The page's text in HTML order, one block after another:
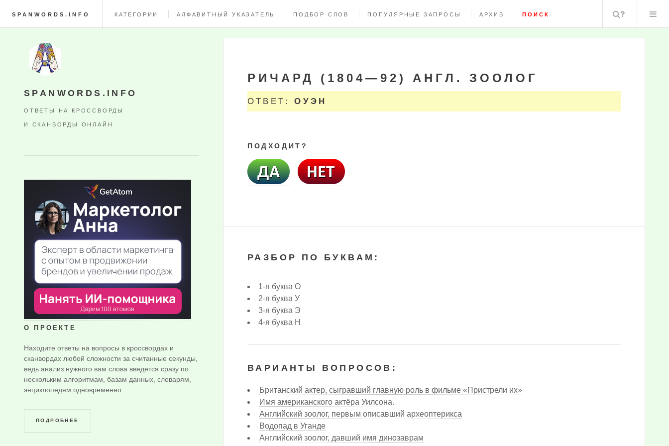
SPANWORDS.INFO КАТЕГОРИИ АЛФАВИТНЫЙ УКАЗАТЕЛЬ ПОДБОР СЛОВ ПОПУЛЯРНЫЕ ЗАПРОСЫ АРХИВ ПОИСК Поиск
РИЧАРД (1804—92) АНГЛ. ЗООЛОГ
ОТВЕТ:ОУЭН
ПОДХОДИТ?
РАЗБОР ПО БУКВАМ:
1-я буква О
2-я буква У
3-я буква Э
4-я буква Н
ВАРИАНТЫ ВОПРОСОВ:
Британский актер, сыгравший главную роль в фильме «Пристрели их»
Имя американского актёра Уилсона.
Английский зоолог, первым описавший археоптерикса
Водопад в Уганде
Английский зоолог, давший имя динозаврам
SPANWORDS.INFO
ОТВЕТЫ НА КРОССВОРДЫ
И СКАНВОРДЫ ОНЛАЙН
О ПРОЕКТЕ
Находите ответы на вопросы в кроссвордах и
сканвордах любой сложности за считанные секунды,
ведь анализ нужного вам слова введется сразу по
нескольким алгоритмам, базам данных, словарям,
энциклопедям одновременно.
ПОДРОБНЕЕ